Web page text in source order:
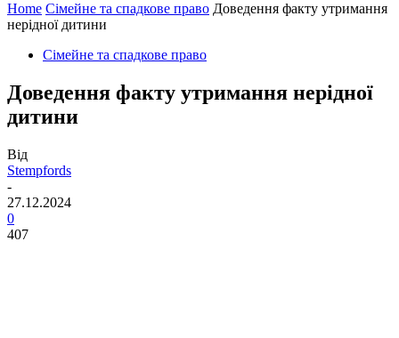
Home Сімейне та спадкове право Доведення факту утримання
нерідної дитини
Сімейне та спадкове право
Доведення факту утримання нерідної
дитини
Від
Stempfords
-
27.12.2024
0
407